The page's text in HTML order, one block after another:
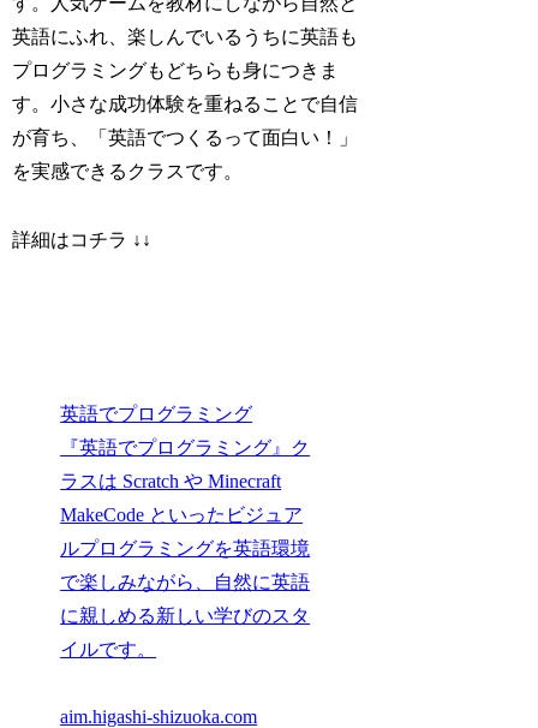
英語にふれ、楽しんでいるうちに英語も
プログラミングもどちらも身につきま
す。小さな成功体験を重ねることで自信
が育ち、「英語でつくるって面白い！」
を実感できるクラスです。
詳細はコチラ ↓↓
英語でプログラミング
『英語でプログラミング』ク
ラスは Scratch や Minecraft
MakeCode といったビジュア
ルプログラミングを英語環境
で楽しみながら、自然に英語
に親しめる新しい学びのスタ
イルです。
aim.higashi-shizuoka.com